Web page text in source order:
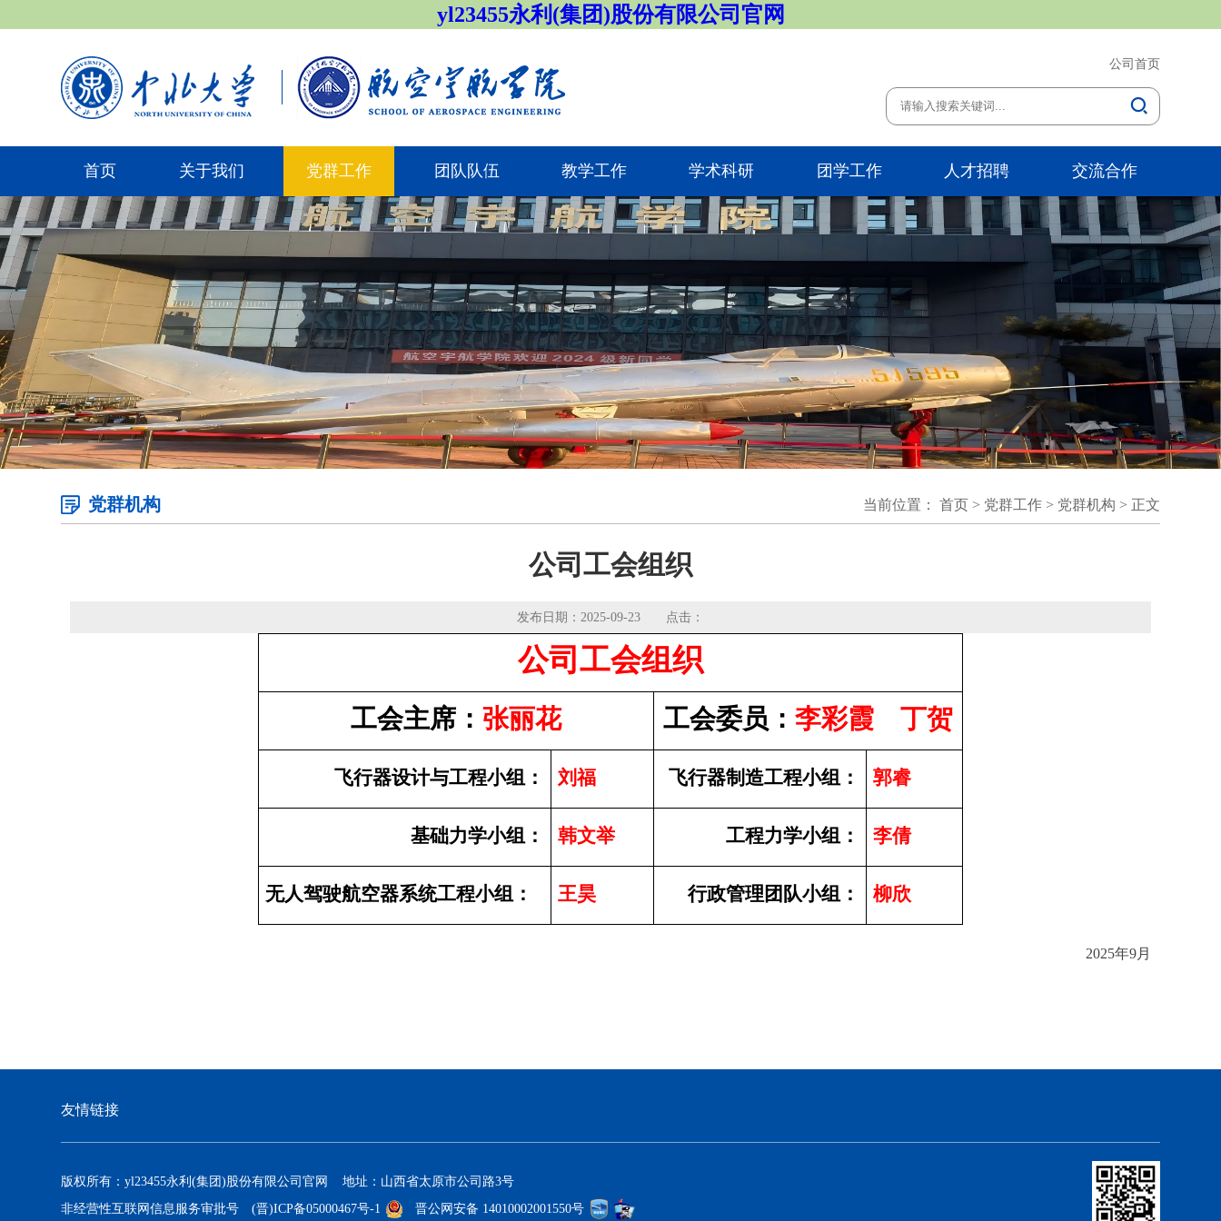
yl23455永利(集团)股份有限公司官网
公司首页
首页 关于我们 党群工作 团队队伍 教学工作 学术科研 团学工作 人才招聘 交流合作
党群机构 当前位置： 首页> 党群工作> 党群机构 > 正文
公司工会组织
发布日期：2025-09-23 点击：
公司工会组织
工会主席： 张丽花 工会委员： 李彩霞 丁贺
飞行器设计与工程小组： 刘福 飞行器制造工程小组： 郭睿
基础力学小组： 韩文举 工程力学小组： 李倩
无人驾驶航空器系统工程小组： 王昊 行政管理团队小组： 柳欣
2025年9月
友情链接
版权所有：yl23455永利(集团)股份有限公司官网 地址：山西省太原市公司路3号
非经营性互联网信息服务审批号(晋)ICP备05000467号-1 晋公网安备 14010002001550号